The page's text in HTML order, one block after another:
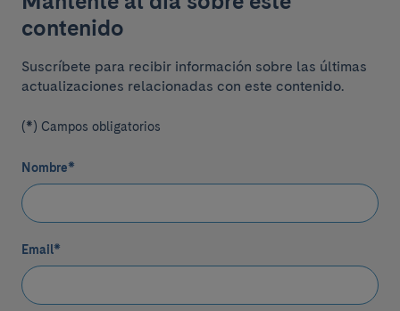
contenido
Suscríbete para recibir información sobre las últimas
actualizaciones relacionadas con este contenido.
(*) Campos obligatorios
Nombre*
Email*